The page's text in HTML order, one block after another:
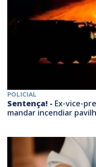
POLICIAL
Sentença! - Ex-vice-
mandar incendiar